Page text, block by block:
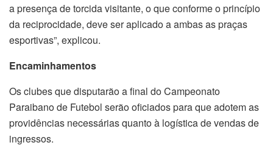
a presença de torcida visitante, o que conforme o princípio
da reciprocidade, deve ser aplicado a ambas as praças
esportivas”, explicou.
Encaminhamentos
Os clubes que disputarão a final do Campeonato
Paraibano de Futebol serão oficiados para que adotem as
providências necessárias quanto à logística de vendas de
ingressos.